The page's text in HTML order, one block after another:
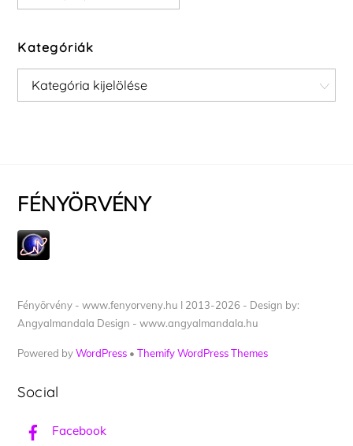
Kategóriák
Kategóriák
FÉNYÖRVÉNY
Fényörvény - www.fenyorveny.hu I 2013-2026 - Design by:
Angyalmandala Design - www.angyalmandala.hu
Powered byWordPress •Themify WordPress Themes
Social
Facebook